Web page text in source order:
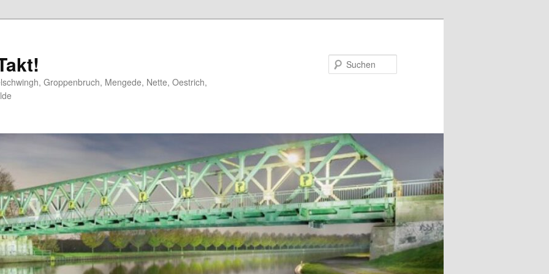
Groppenbruch, Mengede, Nette, Oestrich,